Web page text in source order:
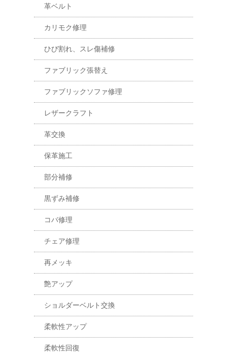
革ベルト
カリモク修理
ひび割れ、スレ傷補修
ファブリック張替え
ファブリックソファ修理
レザークラフト
革交換
保革施工
部分補修
黒ずみ補修
コバ修理
チェア修理
再メッキ
艶アップ
ショルダーベルト交換
柔軟性アップ
柔軟性回復